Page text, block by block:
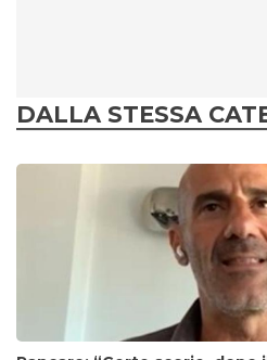
DALLA STESSA